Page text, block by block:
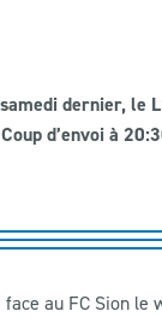
dernier, le
d’envoi à
face au FC Sion